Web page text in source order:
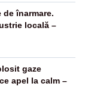
înarmare.
locală –
gaze
apel la calm –